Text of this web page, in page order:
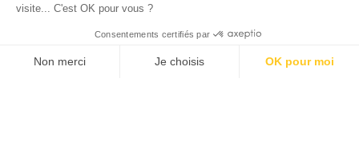
visite... C'est OK pour vous ?
Consentements certifiés par
Non merci Je choisis OK pour moi